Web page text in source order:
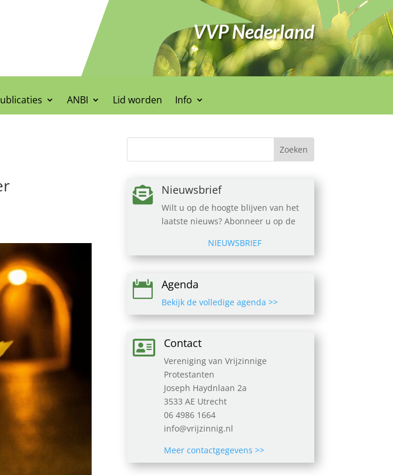
VVP Nederland
ANBI Lid worden Info
 Nieuwsbrief
Wilt u op de hoogte blijven van het
laatste nieuws? Abonneer u op de
NIEUWSBRIEF
 Agenda
Bekijk de volledige agenda >>
 Contact
Vereniging van Vrijzinnige
Protestanten
Joseph Haydnlaan 2a
3533 AE Utrecht
06 4986 1664
info@vrijzinnig.nl
Meer contactgegevens >>